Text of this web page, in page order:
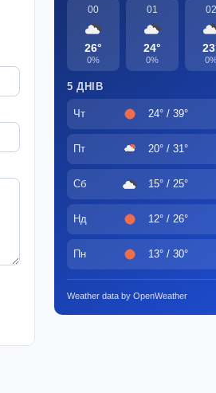
00
26°
0%
01
24°
0%
02
5 ДНІВ
Чт 24° / 39°
Пт 20° / 31°
Сб 15° / 25°
Нд 12° / 26°
Пн 13° / 30°
Weather data by OpenWeather